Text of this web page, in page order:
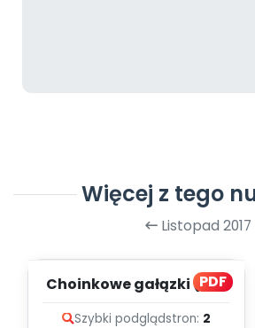
Więcej z tego
Listopad 2017
PDF
Choinkowe gałązki (PD)
Szybki podglądstron: 2